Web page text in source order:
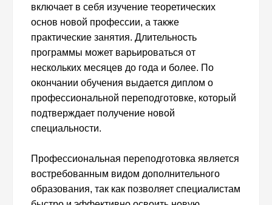
включает в себя изучение теоретических
основ новой профессии, а также
практические занятия. Длительность
программы может варьироваться от
нескольких месяцев до года и более. По
окончании обучения выдается диплом о
профессиональной переподготовке, который
подтверждает получение новой
специальности.
Профессиональная переподготовка является
востребованным видом дополнительного
образования, так как позволяет специалистам